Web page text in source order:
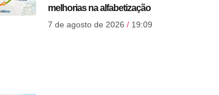
melhorias na alfabetização
7 de agosto de 2026 19:09